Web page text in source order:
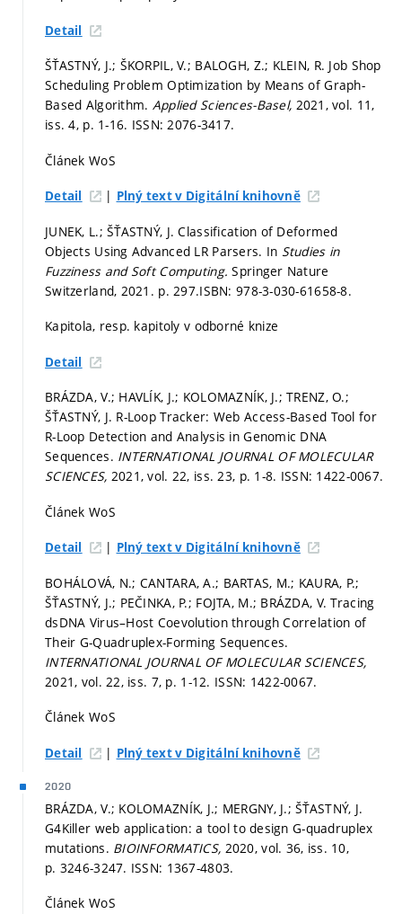
Detail
ŠŤASTNÝ, J.; ŠKORPIL, V.; BALOGH, Z.; KLEIN, R. Job Shop
Scheduling Problem Optimization by Means of Graph-
Based Algorithm. Applied Sciences-Basel, 2021, vol. 11,
iss. 4, p. 1-16. ISSN: 2076-3417.
Článek WoS
Detail | Plný text v Digitální knihovně
JUNEK, L.; ŠŤASTNÝ, J. Classification of Deformed
Objects Using Advanced LR Parsers. In Studies in
Fuzziness and Soft Computing.Springer Nature
Switzerland, 2021. p. 297.ISBN: 978-3-030-61658-8.
Kapitola, resp. kapitoly v odborné knize
Detail
BRÁZDA, V.; HAVLÍK, J.; KOLOMAZNÍK, J.; TRENZ, O.;
ŠŤASTNÝ, J. R-Loop Tracker: Web Access-Based Tool for
R-Loop Detection and Analysis in Genomic DNA
Sequences. INTERNATIONAL JOURNAL OF MOLECULAR
SCIENCES, 2021, vol. 22, iss. 23, p. 1-8. ISSN: 1422-0067.
Článek WoS
Detail | Plný text v Digitální knihovně
BOHÁLOVÁ, N.; CANTARA, A.; BARTAS, M.; KAURA, P.;
ŠŤASTNÝ, J.; PEČINKA, P.; FOJTA, M.; BRÁZDA, V. Tracing
dsDNA Virus–Host Coevolution through Correlation of
Their G-Quadruplex-Forming Sequences.
INTERNATIONAL JOURNAL OF MOLECULAR SCIENCES,
2021, vol. 22, iss. 7, p. 1-12. ISSN: 1422-0067.
Článek WoS
Detail | Plný text v Digitální knihovně
2020
BRÁZDA, V.; KOLOMAZNÍK, J.; MERGNY, J.; ŠŤASTNÝ, J.
G4Killer web application: a tool to design G-quadruplex
mutations. BIOINFORMATICS, 2020, vol. 36, iss. 10,
p. 3246-3247. ISSN: 1367-4803.
Článek WoS